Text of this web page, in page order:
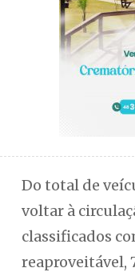
Do total de
voltar à
classificados
reaproveitável,